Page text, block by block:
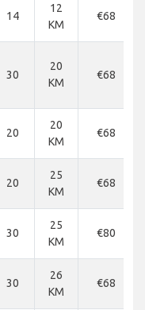
14
12
KM
€68
30
20
KM
€68
20
20
KM
€68
20
25
KM
€68
30
25
KM
€80
30
26
KM
€68